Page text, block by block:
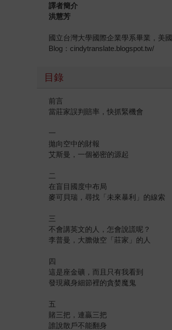
譯者簡介
洪慧芳
國立台灣大學國際企業學系畢業，美
Blog：cindytranslate.blogspot.tw/
目錄
前言
當莊家誤判賠率，快抓緊機會
一
拋向空中的財報
艾斯曼，一個祕密的源起
二
在盲目國度中布局
麥可貝瑞，尋找「未來暴利」的線索
三
不會講英文的人，怎會說謊呢？
李普曼，大膽做空「莊家」的人
四
這是座金礦，而且只有我看到
發現藏身細節裡的貪婪魔鬼
五
賭三把，連贏三把
誰說散戶不能翻身